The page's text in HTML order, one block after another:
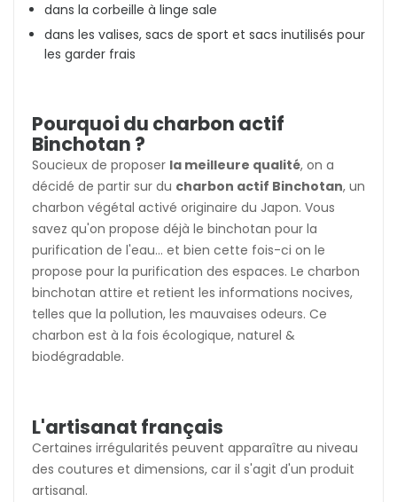
dans la corbeille à linge sale
dans les valises, sacs de sport et sacs inutilisés pour
les garder frais
Pourquoi du charbon actif
Binchotan ?
Soucieux de proposer la meilleure qualité, on a
décidé de partir sur du charbon actif Binchotan, un
charbon végétal activé originaire du Japon. Vous
savez qu'on propose déjà le binchotan pour la
purification de l'eau... et bien cette fois-ci on le
propose pour la purification des espaces. Le charbon
binchotan attire et retient les informations nocives,
telles que la pollution, les mauvaises odeurs. Ce
charbon est à la fois écologique, naturel &
biodégradable.
L'artisanat français
Certaines irrégularités peuvent apparaître au niveau
des coutures et dimensions, car il s'agit d'un produit
artisanal.